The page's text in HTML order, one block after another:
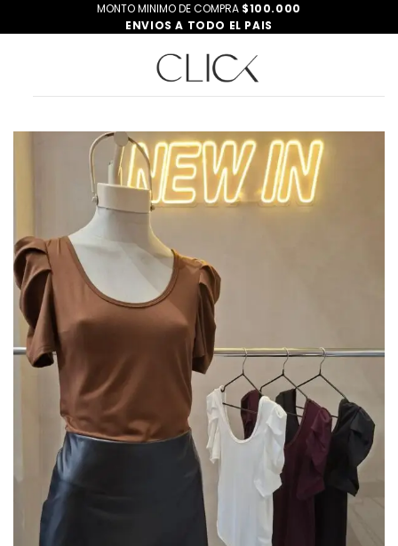
al
MONTO MINIMO DE COMPRA $100.000
ENVIOS A TODO EL PAIS